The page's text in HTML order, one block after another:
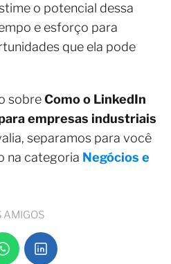
o potencial dessa
e esforço para
que ela pode
sobreComo o LinkedIn
empresas industriais
separamos para você
na categoria Negócios e
AMIGOS